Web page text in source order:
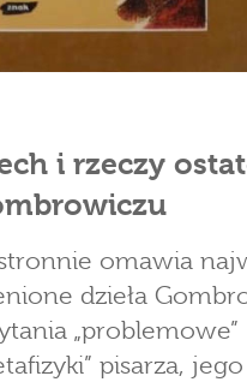
i rzeczy
omawia
dzieła
„problemowe”
pisarza, jego